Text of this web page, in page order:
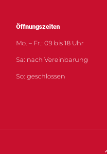
Öffnungszeiten
Mo. – Fr.: 09 bis 18 Uhr
Sa: nach Vereinbarung
So: geschlossen